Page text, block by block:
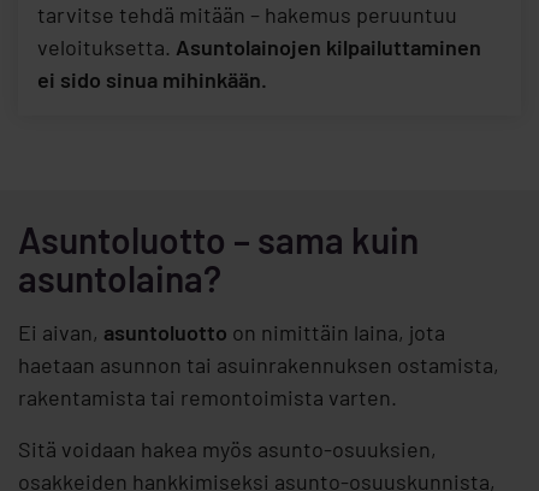
tarvitse tehdä mitään – hakemus peruuntuu
veloituksetta. Asuntolainojen kilpailuttaminen
ei sido sinua mihinkään.
Asuntoluotto – sama kuin
asuntolaina?
Ei aivan, asuntoluotto on nimittäin laina, jota
haetaan asunnon tai asuinrakennuksen ostamista,
rakentamista tai remontoimista varten.
Sitä voidaan hakea myös asunto-osuuksien,
osakkeiden hankkimiseksi asunto-osuuskunnista,